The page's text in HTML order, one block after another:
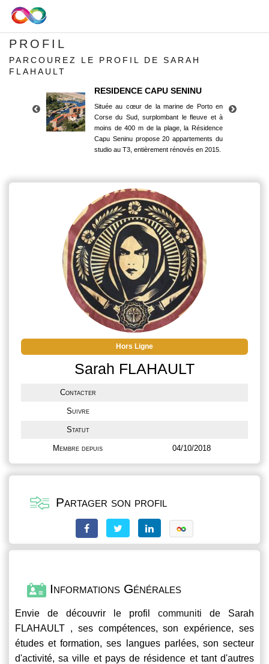
PROFIL
PARCOUREZ LE PROFIL DE SARAH
FLAHAULT
RESIDENCE CAPU SENINU
Située au cœur de la marine de Porto en
Corse du Sud, surplombant le fleuve et à
moins de 400 m de la plage, la Résidence
Capu Seninu propose 20 appartements du
studio au T3, entièrement rénovés en 2015.
Corse du Sud, surplombant le fleuve et à
moins de 400 m de la plage, la Résidence
Capu Seninu propose 20 appartements du
studio au T3, entièrement rénovés en 2015.
Hors Ligne
Sarah FLAHAULT
Contacter
Suivre
Statut
Membre depuis 04/10/2018
Partager son profil
Informations Générales
Envie de découvrir le profil communiti de Sarah
FLAHAULT , ses compétences, son expérience, ses
études et formation, ses langues parlées, son secteur
d'activité, sa ville et pays de résidence et tant d'autres